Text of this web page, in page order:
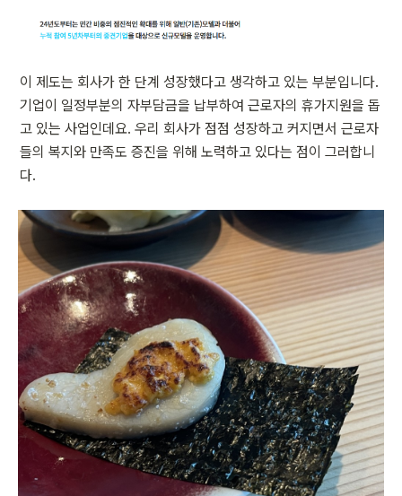
이 제도는 회사가 한 단계 성장했다고 생각하고 있는 부분입니다.
기업이 일정부분의 자부담금을 납부하여 근로자의 휴가지원을 돕
고 있는 사업인데요. 우리 회사가 점점 성장하고 커지면서 근로자
들의 복지와 만족도 증진을 위해 노력하고 있다는 점이 그러합니
다.